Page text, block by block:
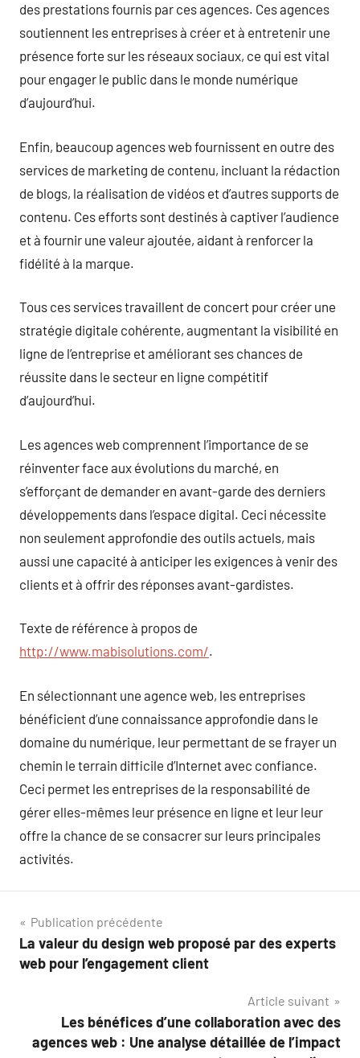
des prestations fournis par ces agences. Ces agences
soutiennent les entreprises à créer et à entretenir une
présence forte sur les réseaux sociaux, ce qui est vital
pour engager le public dans le monde numérique
d’aujourd’hui.
Enfin, beaucoup agences web fournissent en outre des
services de marketing de contenu, incluant la rédaction
de blogs, la réalisation de vidéos et d’autres supports de
contenu. Ces efforts sont destinés à captiver l’audience
et à fournir une valeur ajoutée, aidant à renforcer la
fidélité à la marque.
Tous ces services travaillent de concert pour créer une
stratégie digitale cohérente, augmentant la visibilité en
ligne de l’entreprise et améliorant ses chances de
réussite dans le secteur en ligne compétitif
d’aujourd’hui.
Les agences web comprennent l’importance de se
réinventer face aux évolutions du marché, en
s’efforçant de demander en avant-garde des derniers
développements dans l’espace digital. Ceci nécessite
non seulement approfondie des outils actuels, mais
aussi une capacité à anticiper les exigences à venir des
clients et à offrir des réponses avant-gardistes.
Texte de référence à propos de
http://www.mabisolutions.com/.
En sélectionnant une agence web, les entreprises
bénéficient d’une connaissance approfondie dans le
domaine du numérique, leur permettant de se frayer un
chemin le terrain difficile d’Internet avec confiance.
Ceci permet les entreprises de la responsabilité de
gérer elles-mêmes leur présence en ligne et leur leur
offre la chance de se consacrer sur leurs principales
activités.
Navigation
de
Publication précédente
La valeur du design web proposé par des experts
web pour l’engagement client
Article suivant
Les bénéfices d’une collaboration avec des
agences web : Une analyse détaillée de l’impact